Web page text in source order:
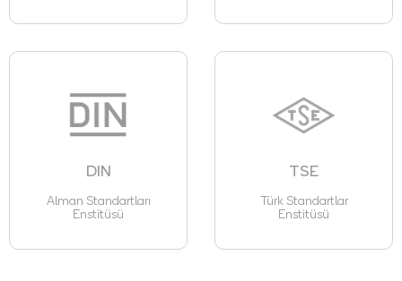
DIN
Alman Standartları
Enstitüsü
TSE
Türk Standartlar
Enstitüsü